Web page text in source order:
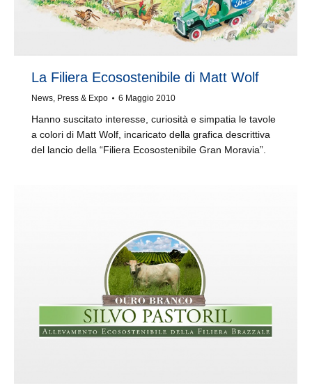
La Filiera Ecosostenibile di Matt Wolf
News, Press & Expo 6 Maggio 2010
Hanno suscitato interesse, curiosità e simpatia le tavole
a colori di Matt Wolf, incaricato della grafica descrittiva
del lancio della “Filiera Ecosostenibile Gran Moravia”.